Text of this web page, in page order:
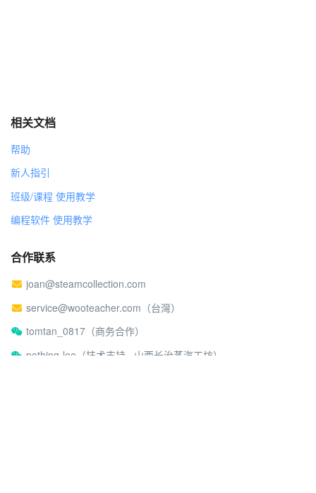
相关文档
帮助
新人指引
班级/课程 使用教学
编程软件 使用教学
合作联系
joan@steamcollection.com
service@wooteacher.com（台灣）
tomtan_0817（商务合作）
nothing-lee（技术支持 · 山西长治蒸汽工坊）